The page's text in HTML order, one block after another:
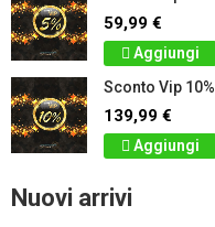
59,99 €
Aggiungi
Sconto Vip 10%
139,99 €
Aggiungi
Nuovi arrivi